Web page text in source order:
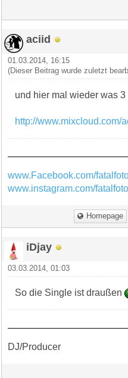
aciid
01.03.2014, 16:15
(Dieser Beitrag wurde zuletzt
und hier mal wieder was
http://www.mixcloud.com/
www.Facebook.com/
www.instagram.com/fatalfoto
Homepage
iDjay
03.03.2014, 01:03
So die Single ist draußen
DJ/Producer